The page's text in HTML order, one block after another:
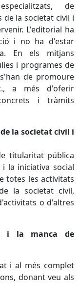
de
la societat civil i
L'editorial ha
i no ha d'estar
En els mitjans
i programes de
de promoure
a més d'oferir
i tràmits
la societat civil i
titularitat pública
la iniciativa social
totes les activitats
la societat civil,
o d'altres
i la manca de
i al més complet
donant veu als